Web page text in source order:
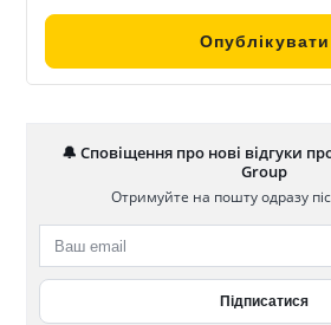
🔔 Сповіщення про нові відгуки
Group
Отримуйте на пошту одразу